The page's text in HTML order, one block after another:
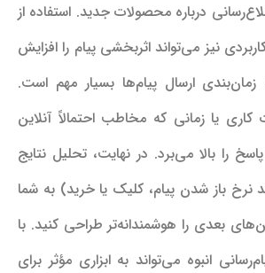
درباره محصولات جدید. استفاده از
نیز می‌تواند اثربخشی پیام را افزایش
ارسال پیام‌ها بسیار مهم است.
کاری یا زمانی که مخاطب احتمالاً آنلاین
را بالا می‌برد. در نهایت، تحلیل نتایج
نرخ باز شدن پیام، کلیک یا خرید) به شما
بعدی را هوشمندانه‌تر طراحی کنید. با
انبوه می‌تواند به ابزاری مؤثر برای